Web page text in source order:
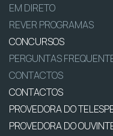
EM DIRETO
REVER PROGRAMAS
CONCURSOS
PERGUNTAS
CONTACTOS
CONTACTOS
PROVEDORA DO
PROVEDORA DO